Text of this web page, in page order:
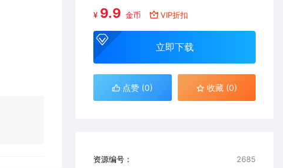
¥ 9.9 金币 VIP折扣
立即下载
点赞 (0) 收藏 (0)
资源编号： 2685